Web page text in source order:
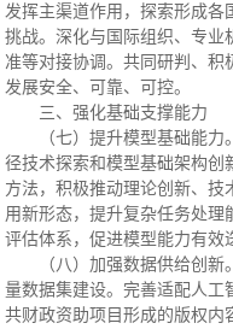
发挥主渠道作用，探索形成各
挑战。深化与国际组织、专
准等对接协调。共同研判、
发展安全、可靠、可控。
三、强化基础支撑能力
（七）提升模型基础能
径技术探索和模型基础架构创
方法，积极推动理论创新、
用新形态，提升复杂任务处理
评估体系，促进模型能力有效
（八）加强数据供给创
量数据集建设。完善适配人
共财政资助项目形成的版权